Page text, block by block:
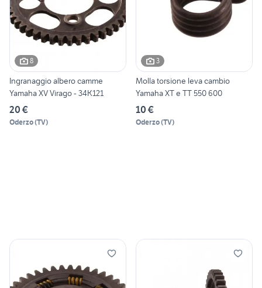
8
Ingranaggio albero camme
Yamaha XV Virago - 34K121
20 €
Oderzo(TV)
3
Molla torsione leva cambio
Yamaha XT e TT 550 600
10 €
Oderzo(TV)